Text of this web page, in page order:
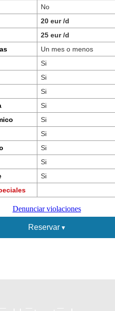
No
20 eur /d
25 eur /d
Un mes o menos
Si
Si
Si
Si
Si
Si
Si
Si
Si
Denunciar violaciones
Reservar